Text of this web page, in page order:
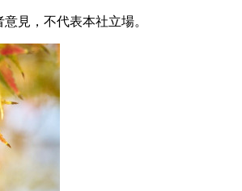
見，不代表本社立場。